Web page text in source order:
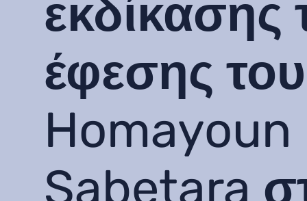
εκδίκασης
έφεσης του
Homayoun
Sabetara